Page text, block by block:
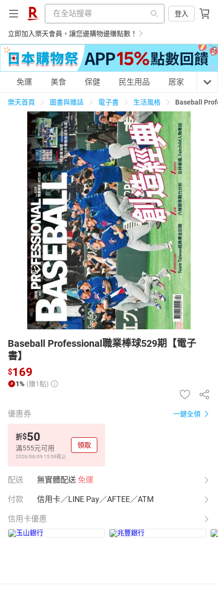
登入
立即加入樂天會員，讓您邊購物邊賺點數！
購物網分類
天天免運 美食蛋糕 養生保健 民生用品
居家生活 3C家電 運動休閒 親子玩具
女裝 男裝 化妝保養 情趣用品
日本購物 電子/紙本書
HOT
免運 美食 保健 民生用品 居家 3C
樂天首頁 圖書與雜誌 電子書 生活風格 Baseball
Baseball Professional職業棒球529期【電子
書】
$169
1% (賺1點)
優惠券 一鍵全領
折$50
滿555元可用
2026/08/09 15:59截止
領取
配送 無實體配送 免運
付款 信用卡／LINE Pay／AFTEE／ATM
信用卡優惠